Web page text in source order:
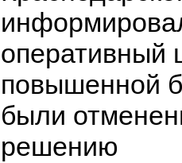
оперативный
повышенной
были
решению